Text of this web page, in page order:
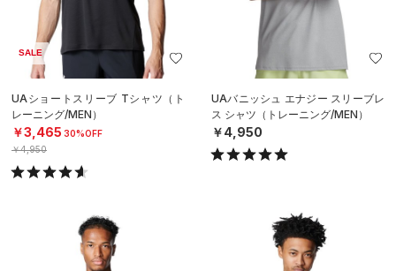
SALE
UAショートスリーブ Tシャツ（ト
レーニング/MEN）
￥3,465 30%OFF
￥4,950
UAバニッシュ エナジー スリーブレ
ス シャツ（トレーニング/MEN）
￥4,950